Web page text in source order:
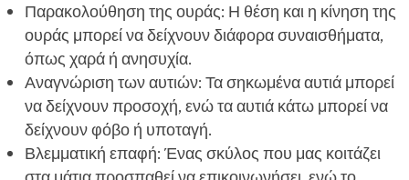
Παρακολούθηση της ουράς: Η θέση και η κίνηση της
ουράς μπορεί να δείχνουν διάφορα συναισθήματα,
όπως χαρά ή ανησυχία.
Αναγνώριση των αυτιών: Τα σηκωμένα αυτιά μπορεί
να δείχνουν προσοχή, ενώ τα αυτιά κάτω μπορεί να
δείχνουν φόβο ή υποταγή.
Βλεμματική επαφή: Ένας σκύλος που μας κοιτάζει